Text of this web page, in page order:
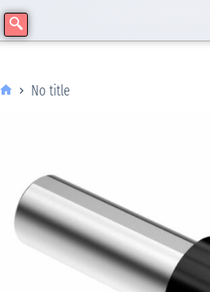
No title